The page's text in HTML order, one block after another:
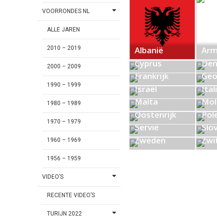
VOORRONDES NL
ALLE JAREN
2010 – 2019
2000 – 2009
1990 – 1999
1980 – 1989
1970 – 1979
1960 – 1969
1956 – 1959
VIDEO’S
RECENTE VIDEO’S
TURIJN 2022
Albanië
Cyprus
Frankrijk
Israël
Malta
Oostenrijk
Servië
Zweden